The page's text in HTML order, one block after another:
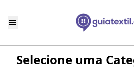
Selecione uma